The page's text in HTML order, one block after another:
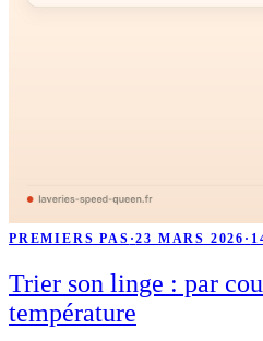
PREMIERS PAS ·23 MARS 2026 ·
Trier son linge : par
température